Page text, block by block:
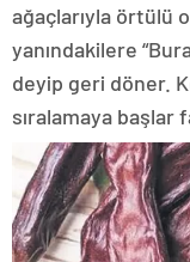
ağaçlarıyla örtülü
yanındakilere
deyip geri döner.
sıralamaya başlar